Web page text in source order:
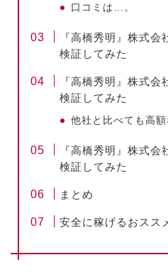
口コミは…。
『高橋秀明』株式
検証してみた
『高橋秀明』株式
検証してみた
他社と比べても高
『高橋秀明』株式
検証してみた
まとめ
安全に稼げるおスス